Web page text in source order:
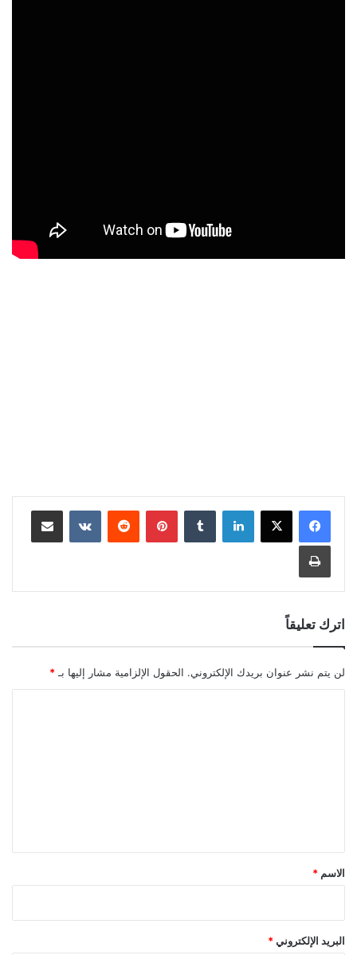
لينكدإن بينتيريست مشاركة عبر البريد
طباعة
اترك تعليقاً
لن يتم نشر عنوان بريدك الإلكتروني. الحقول الإلزامية مشار إليها بـ *
*
الاسم *
البريد الإلكتروني *